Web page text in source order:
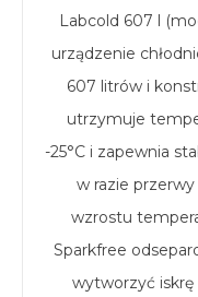
Labcold 607 l
urządzenie
607 litrów i
utrzymuje
-25°C i zapewnia
w razie
wzrostu
Sparkfree
wytworzyć iskrę